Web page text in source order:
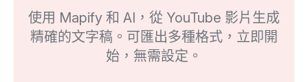
使用 Mapify 和 AI，從 YouTube 影片生成
精確的文字稿。可匯出多種格式，立即開
始，無需設定。